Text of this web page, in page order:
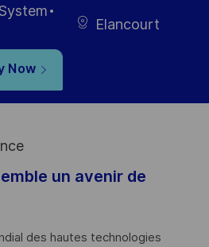
Elancourt
Now
un avenir de
des hautes technologies